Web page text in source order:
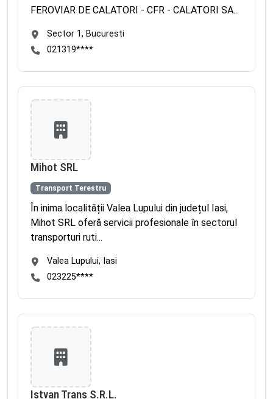
FEROVIAR DE CALATORI - CFR - CALATORI SA...
Sector 1, Bucuresti
021319****
Mihot SRL
Transport Terestru
În inima localității Valea Lupului din județul Iasi,
Mihot SRL oferă servicii profesionale în sectorul
transporturi ruti...
Valea Lupului, Iasi
023225****
Istvan Trans S.R.L.